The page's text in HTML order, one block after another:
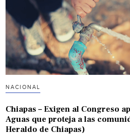
NACIONAL
Chiapas – Exigen al Congreso
Aguas que proteja a las
Heraldo de Chiapas)